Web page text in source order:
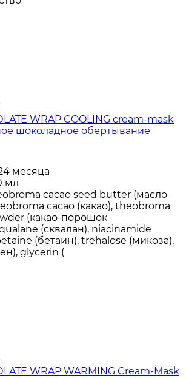
WRAP COOLING cream-mask
шоколадное обертывание
месяца
мл
cacao seed butter (масло
cacao (какао), theobroma
(какао-порошок
(сквалан), niacinamide
(бетаин), trehalose (микоза),
glycerin (
WRAP WARMING Cream-Mask